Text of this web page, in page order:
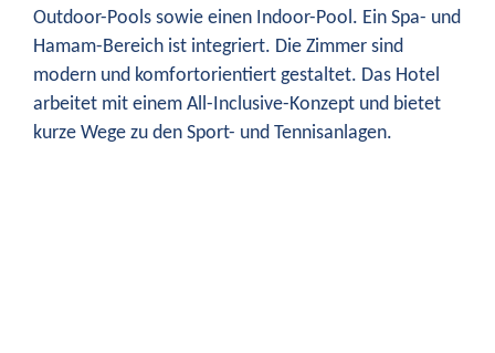
Outdoor-Pools sowie einen Indoor-Pool. Ein Spa- und
Hamam-Bereich ist integriert. Die Zimmer sind
modern und komfortorientiert gestaltet. Das Hotel
arbeitet mit einem All-Inclusive-Konzept und bietet
kurze Wege zu den Sport- und Tennisanlagen.